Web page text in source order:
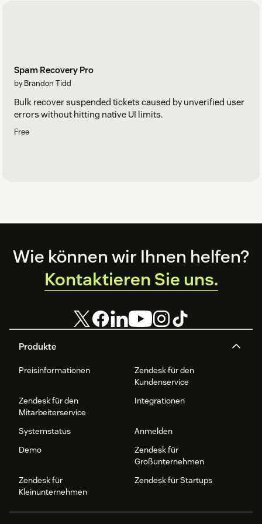
Spam Recovery Pro
by Brandon Tidd
Bulk recover suspended tickets caused by unverified user
errors without hitting native UI limits.
Free
Footer
Produkte
Preisinformationen
Zendesk für den
Kundenservice
Zendesk für den
Mitarbeiterservice
Integrationen
Systemstatus
Anmelden
Demo
Zendesk für
Großunternehmen
Zendesk für
Kleinunternehmen
Zendesk für Startups
Wie können wir Ihnen helfen?
Kontaktieren Sie uns.